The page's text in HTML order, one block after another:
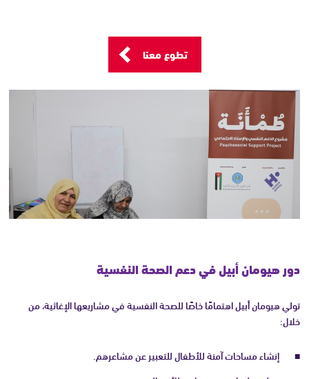
تطوع معنا
دور هيومان أبيل في دعم الصحة النفسية
تولي هيومان أبيل اهتمامًا خاصًا للصحة النفسية في مشاريعها الإغاثية، من
خلال:
إنشاء مساحات آمنة للأطفال للتعبير عن مشاعرهم.